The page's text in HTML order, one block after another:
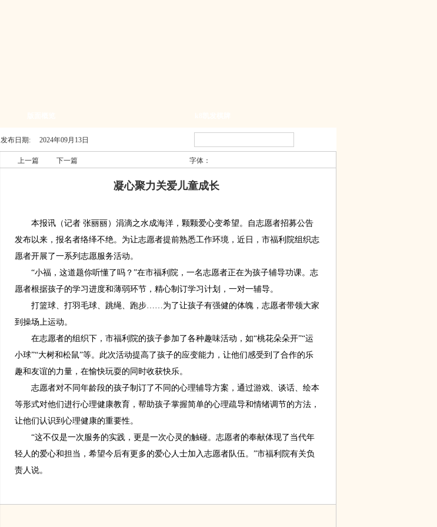
发布日期: 2024年09月13日
上一篇 下一篇 字体：
凝心聚力关爱儿童成长
本报讯（记者 张丽丽）涓滴之水成海洋，颗颗爱心变希望。自志愿者招募公告
发布以来，报名者络绎不绝。为让志愿者提前熟悉工作环境，近日，市福利院组织志
愿者开展了一系列志愿服务活动。
“小福，这道题你听懂了吗？”在市福利院，一名志愿者正在为孩子辅导功课。志
愿者根据孩子的学习进度和薄弱环节，精心制订学习计划，一对一辅导。
打篮球、打羽毛球、跳绳、跑步……为了让孩子有强健的体魄，志愿者带领大家
到操场上运动。
在志愿者的组织下，市福利院的孩子参加了各种趣味活动，如“桃花朵朵开”“运
小球”“大树和松鼠”等。此次活动提高了孩子的应变能力，让他们感受到了合作的乐
趣和友谊的力量，在愉快玩耍的同时收获快乐。
志愿者对不同年龄段的孩子制订了不同的心理辅导方案，通过游戏、谈话、绘本
等形式对他们进行心理健康教育，帮助孩子掌握简单的心理疏导和情绪调节的方法，
让他们认识到心理健康的重要性。
“这不仅是一次服务的实践，更是一次心灵的触碰。志愿者的奉献体现了当代年
轻人的爱心和担当，希望今后有更多的爱心人士加入志愿者队伍。”市福利院有关负
责人说。